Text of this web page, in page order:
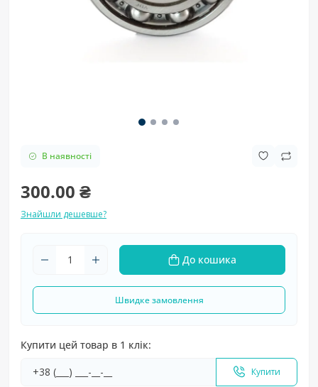
В наявності
300.00 ₴
Знайшли дешевше?
До кошика
Швидке замовлення
Купити цей товар в 1 клік:
Купити